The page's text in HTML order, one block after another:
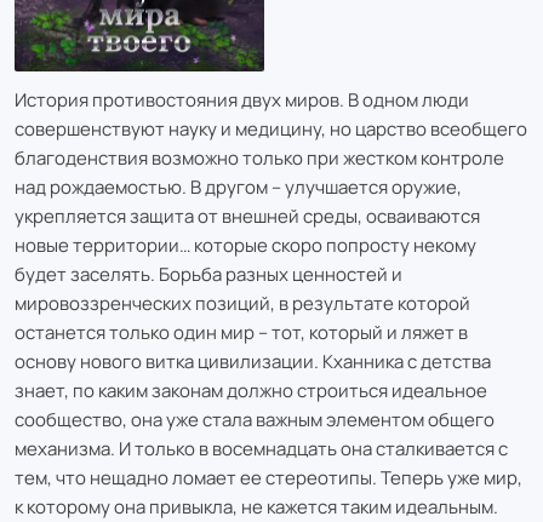
История противостояния двух миров. В одном люди
совершенствуют науку и медицину, но царство всеобщего
благоденствия возможно только при жестком контроле
над рождаемостью. В другом – улучшается оружие,
укрепляется защита от внешней среды, осваиваются
новые территории… которые скоро попросту некому
будет заселять. Борьба разных ценностей и
мировоззренческих позиций, в результате которой
останется только один мир – тот, который и ляжет в
основу нового витка цивилизации. Кханника с детства
знает, по каким законам должно строиться идеальное
сообщество, она уже стала важным элементом общего
механизма. И только в восемнадцать она сталкивается с
тем, что нещадно ломает ее стереотипы. Теперь уже мир,
к которому она привыкла, не кажется таким идеальным.